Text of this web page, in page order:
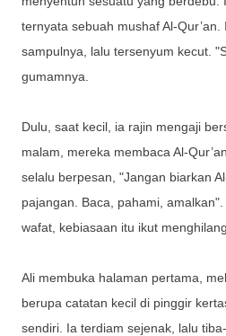
ternyata sebuah mushaf Al-
sampulnya, lalu tersenyum kecut.
gumamnya.
Dulu, saat kecil, ia rajin mengaji
malam, mereka membaca Al-
selalu berpesan, "Jangan biarkan
pajangan. Baca, pahami,
wafat, kebiasaan itu ikut menghilang.
Ali membuka halaman pertama,
berupa catatan kecil di pinggir
sendiri. Ia terdiam sejenak, lalu